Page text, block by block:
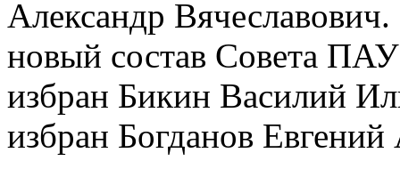
Александр
новый состав Совета
избран Бикин Василий
избран Богданов Евгений